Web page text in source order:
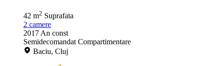
42 m2 Suprafata
2 camere
2017 An const
Semidecomandat Compartimentare
Baciu, Cluj